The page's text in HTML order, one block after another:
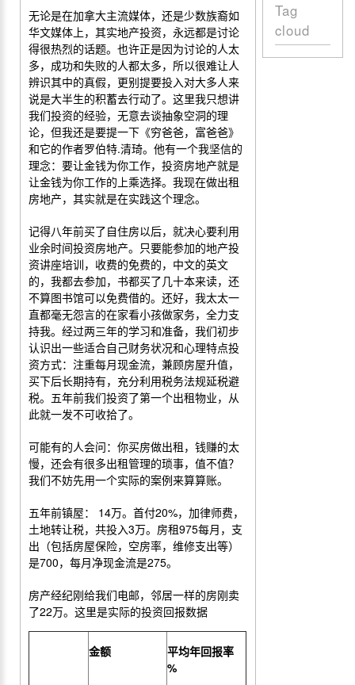
无论是在加拿大主流媒体，还是少数族裔如
华文媒体上，其实地产投资，永远都是讨论
得很热烈的话题。也许正是因为讨论的人太
多，成功和失败的人都太多，所以很难让人
辨识其中的真假，更别提要投入对大多人来
说是大半生的积蓄去行动了。这里我只想讲
我们投资的经验，无意去谈抽象空洞的理
论，但我还是要提一下《穷爸爸，富爸爸》
和它的作者罗伯特.清琦。他有一个我坚信的
理念：要让金钱为你工作，投资房地产就是
让金钱为你工作的上乘选择。我现在做出租
房地产，其实就是在实践这个理念。
记得八年前买了自住房以后，就决心要利用
业余时间投资房地产。只要能参加的地产投
资讲座培训，收费的免费的，中文的英文
的，我都去参加，书都买了几十本来读，还
不算图书馆可以免费借的。还好，我太太一
直都毫无怨言的在家看小孩做家务，全力支
持我。经过两三年的学习和准备，我们初步
认识出一些适合自己财务状况和心理特点投
资方式：注重每月现金流，兼顾房屋升值，
买下后长期持有，充分利用税务法规延税避
税。五年前我们投资了第一个出租物业，从
此就一发不可收拾了。
可能有的人会问：你买房做出租，钱赚的太
慢，还会有很多出租管理的琐事，值不值？
我们不妨先用一个实际的案例来算算账。
五年前镇屋： 14万。首付20%，加律师费，
土地转让税，共投入3万。房租975每月，支
出（包括房屋保险，空房率，维修支出等）
是700，每月净现金流是275。
房产经纪刚给我们电邮，邻居一样的房刚卖
了22万。这里是实际的投资回报数据
金额
平均年回报率
%
Tag
cloud